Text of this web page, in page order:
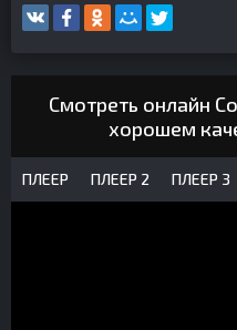
Смотреть онлайн
хорошем
ПЛЕЕР ПЛЕЕР 2 ПЛЕЕР 3